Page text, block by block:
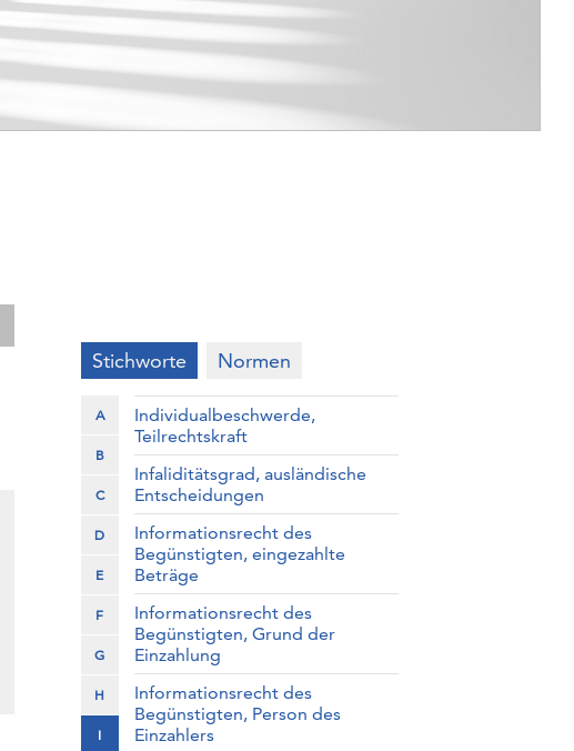
Stichworte Normen
A
B
C
D
E
F
G
H
I
Individualbeschwerde,
Teilrechtskraft
Infaliditätsgrad, ausländische
Entscheidungen
Informationsrecht des
Begünstigten, eingezahlte
Beträge
Informationsrecht des
Begünstigten, Grund der
Einzahlung
Informationsrecht des
Begünstigten, Person des
Einzahlers